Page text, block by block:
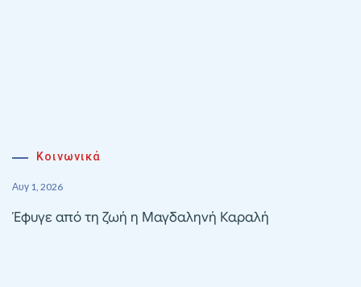
Κοινωνικά
Αυγ 1, 2026
Έφυγε από τη ζωή η Μαγδαληνή Καραλή